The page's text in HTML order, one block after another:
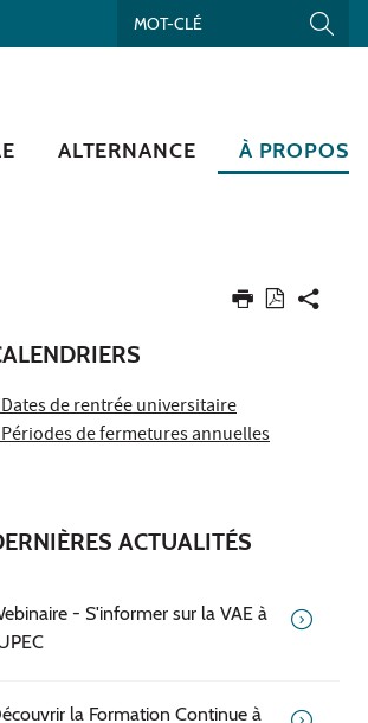
ALTERNANCE À PROPOS
de rentrée universitaire
de fermetures annuelles
ACTUALITÉS
- S'informer sur la VAE à
la Formation Continue à